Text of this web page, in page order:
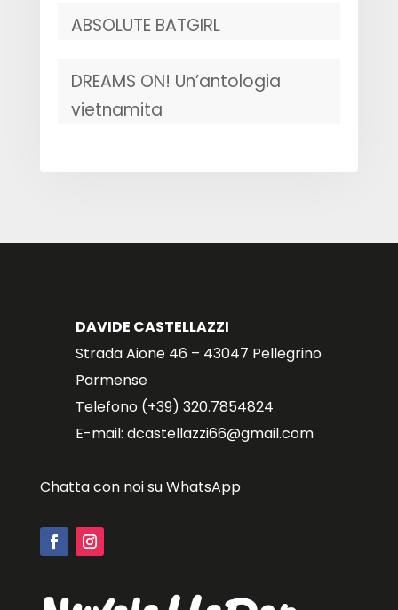
ABSOLUTE BATGIRL
DREAMS ON! Un’antologia
vietnamita
DAVIDE CASTELLAZZI
Strada Aione 46 – 43047 Pellegrino
Parmense
Telefono (+39) 320.7854824
E-mail: dcastellazzi66@gmail.com
Chatta con noi su WhatsApp